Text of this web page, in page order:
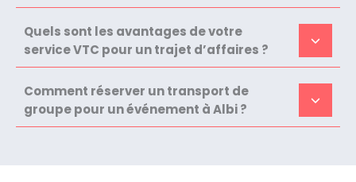
Quels sont les avantages de votre
service VTC pour un trajet d’affaires ?
Comment réserver un transport de
groupe pour un événement à Albi ?